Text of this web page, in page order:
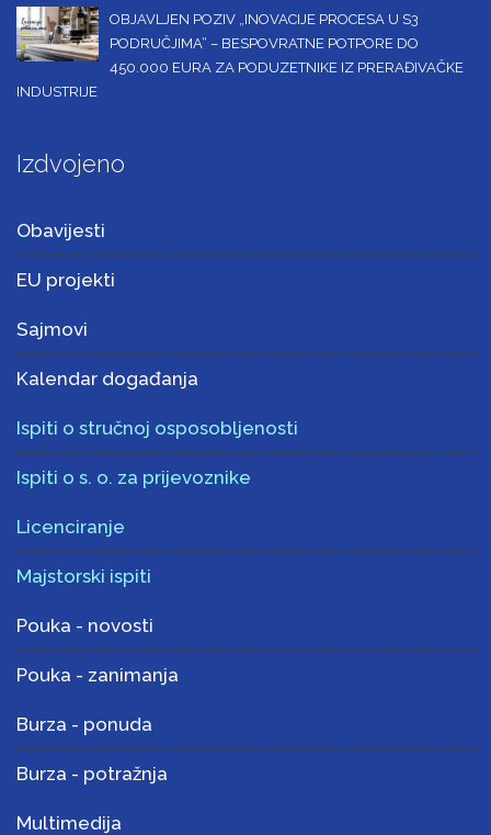
OBJAVLJEN POZIV „INOVACIJE PROCESA U S3
PODRUČJIMA“ – BESPOVRATNE POTPORE DO
450.000 EURA ZA PODUZETNIKE IZ PRERAĐIVAČKE
INDUSTRIJE
Izdvojeno
Obavijesti
EU projekti
Sajmovi
Kalendar događanja
Ispiti o stručnoj osposobljenosti
Ispiti o s. o. za prijevoznike
Licenciranje
Majstorski ispiti
Pouka - novosti
Pouka - zanimanja
Burza - ponuda
Burza - potražnja
Multimedija